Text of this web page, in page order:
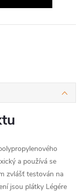
a používá se
zvlášť testován na
jsou plátky Légére